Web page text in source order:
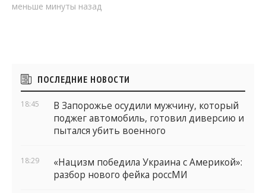
меньше минуты назад
Боковые
виджеты
ПОСЛЕДНИЕ НОВОСТИ
18:45
В Запорожье осудили мужчину, который
поджег автомобиль, готовил диверсию и
пытался убить военного
18:29
«Нацизм победила Украина с Америкой»:
разбор нового фейка россМИ